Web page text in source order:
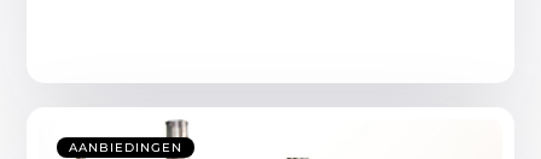
AANBIEDINGEN